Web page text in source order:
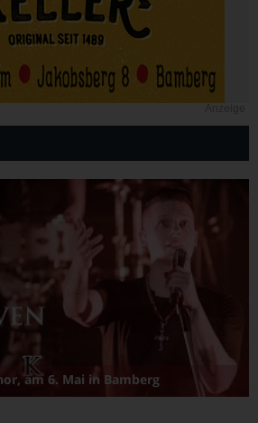
am 6. Mai in Bamberg